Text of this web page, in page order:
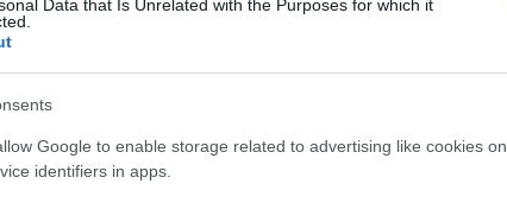
Data that Is Unrelated with the Purposes for which it
Google to enable storage related to advertising like cookies on
identifiers in apps.
be a Flórián téri felüljárón
mérföldköve a felülvizsgálat
árnyékában?